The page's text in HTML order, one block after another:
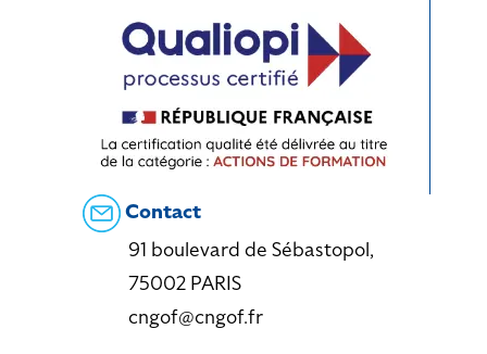
Contact
91 boulevard de Sébastopol,
75002 PARIS
cngof@cngof.fr